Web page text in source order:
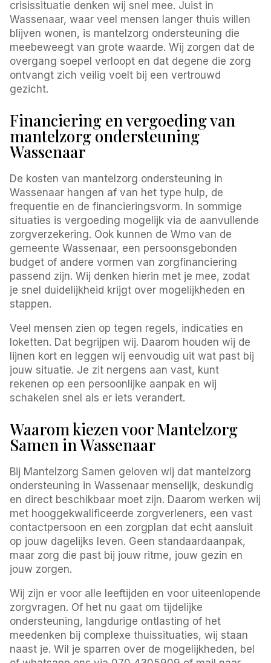
crisissituatie denken wij snel mee. Juist in
Wassenaar, waar veel mensen langer thuis willen
blijven wonen, is mantelzorg ondersteuning die
meebeweegt van grote waarde. Wij zorgen dat de
overgang soepel verloopt en dat degene die zorg
ontvangt zich veilig voelt bij een vertrouwd
gezicht.
Financiering en vergoeding van
mantelzorg ondersteuning
Wassenaar
De kosten van mantelzorg ondersteuning in
Wassenaar hangen af van het type hulp, de
frequentie en de financieringsvorm. In sommige
situaties is vergoeding mogelijk via de aanvullende
zorgverzekering. Ook kunnen de Wmo van de
gemeente Wassenaar, een persoonsgebonden
budget of andere vormen van zorgfinanciering
passend zijn. Wij denken hierin met je mee, zodat
je snel duidelijkheid krijgt over mogelijkheden en
stappen.
Veel mensen zien op tegen regels, indicaties en
loketten. Dat begrijpen wij. Daarom houden wij de
lijnen kort en leggen wij eenvoudig uit wat past bij
jouw situatie. Je zit nergens aan vast, kunt
rekenen op een persoonlijke aanpak en wij
schakelen snel als er iets verandert.
Waarom kiezen voor Mantelzorg
Samen in Wassenaar
Bij Mantelzorg Samen geloven wij dat mantelzorg
ondersteuning in Wassenaar menselijk, deskundig
en direct beschikbaar moet zijn. Daarom werken wij
met hooggekwalificeerde zorgverleners, een vast
contactpersoon en een zorgplan dat echt aansluit
op jouw dagelijks leven. Geen standaardaanpak,
maar zorg die past bij jouw ritme, jouw gezin en
jouw zorgen.
Wij zijn er voor alle leeftijden en voor uiteenlopende
zorgvragen. Of het nu gaat om tijdelijke
ondersteuning, langdurige ontlasting of het
meedenken bij complexe thuissituaties, wij staan
naast je. Wil je sparren over de mogelijkheden, bel